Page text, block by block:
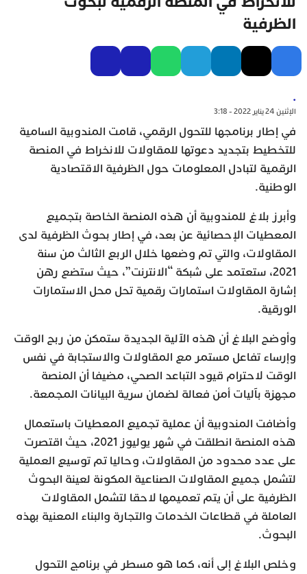
الظرفية
.
الإثنين 24 يناير 2022 - 3:18
في إطار برنامجها للتحول الرقمي، قامت المندوبية السامية
للتخطيط بتجديد دعوتها للمقاولات للانخراط في المنصة
الرقمية لتبادل المعلومات حول الظرفية الاقتصادية
الوطنية.
وأبرز بلاغ للمندوبية أن هذه المنصة الخاصة بتجميع
المعطيات الإحصائية عن بعد، في إطار بحوث الظرفية لدى
المقاولات، والتي تم وضعها خلال الربع الثالث من سنة
2021، ستعتمد على شبكة “الانترنت”، حيث ستضع رهن
إشارة المقاولات استمارات رقمية تحل محل الاستمارات
الورقية.
وأوضح البلاغ أن هذه الآلية الجديدة ستمكن من ربح الوقت
وإرساء تفاعل مستمر مع المقاولات والاستجابة في نفس
الوقت لاحترام قيود التباعد الصحي، مضيفا أن المنصة
مجهزة بآليات أمن فعالة لضمان سرية البيانات المجمعة.
وأضافت المندوبية أن عملية تجميع المعطيات باستعمال
هذه المنصة انطلقت في شهر يوليوز 2021، حيث اقتصرت
على عدد محدود من المقاولات، وحاليا تم توسيع العملية
لتشمل جميع المقاولات الصناعية المكونة لعينة البحوث
الظرفية على أن يتم تعميمها لاحقا لتشمل المقاولات
العاملة في قطاعات الخدمات والتجارة والبناء المعنية بهذه
البحوث.
وخلص البلاغ إلى أنه، كما هو مسطر في برنامج التحول